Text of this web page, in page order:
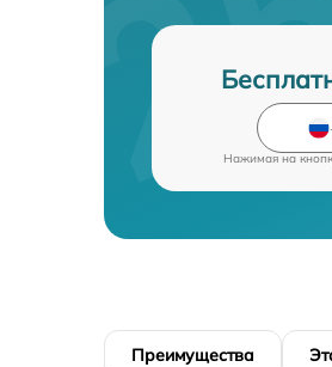
Нажимая на
Преимущества